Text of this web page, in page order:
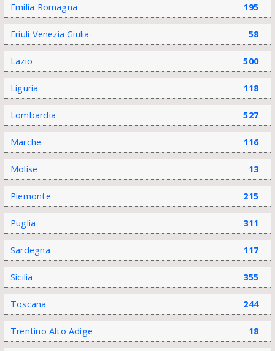
Emilia Romagna 195
Friuli Venezia Giulia 58
Lazio 500
Liguria 118
Lombardia 527
Marche 116
Molise 13
Piemonte 215
Puglia 311
Sardegna 117
Sicilia 355
Toscana 244
Trentino Alto Adige 18